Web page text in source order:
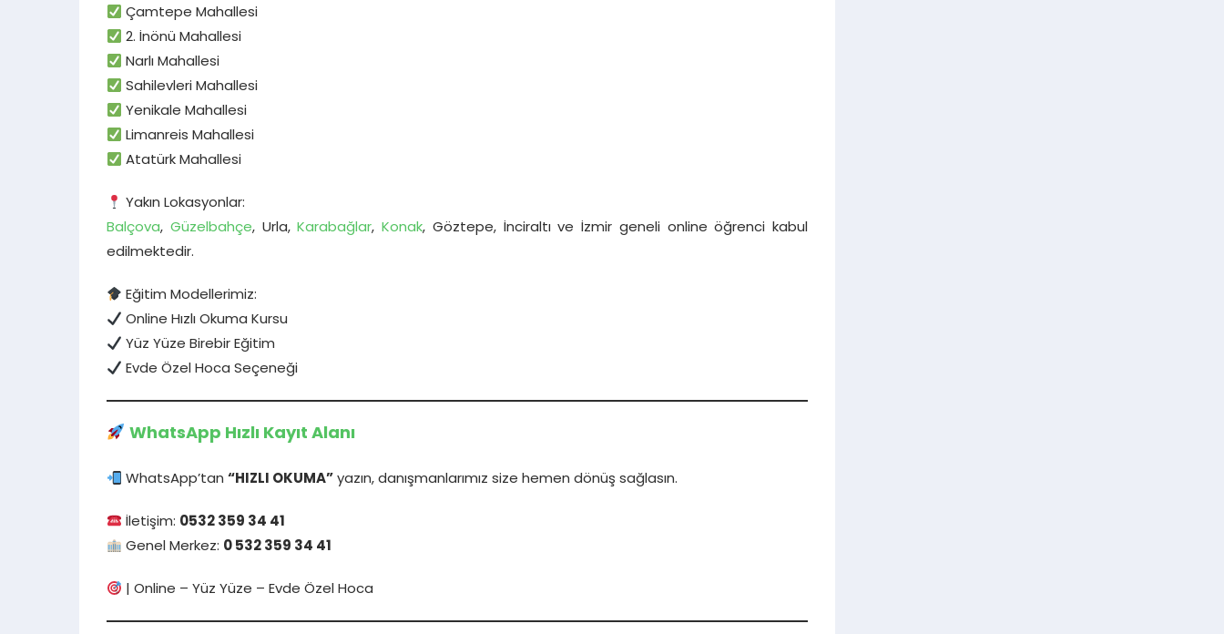
Çamtepe Mahallesi
2. İnönü Mahallesi
Narlı Mahallesi
Sahilevleri Mahallesi
Yenikale Mahallesi
Limanreis Mahallesi
Atatürk Mahallesi
Yakın Lokasyonlar:
Balçova, Güzelbahçe, Urla,Karabağlar, Konak, Göztepe, İnciraltı ve İzmir geneli online öğrenci kabul
edilmektedir.
Eğitim Modellerimiz:
Online Hızlı Okuma Kursu
Yüz Yüze Birebir Eğitim
Evde Özel Hoca Seçeneği
WhatsApp Hızlı Kayıt Alanı
WhatsApp’tan“HIZLI OKUMA” yazın, danışmanlarımız size hemen dönüş sağlasın.
İletişim: 0532 359 34 41
Genel Merkez: 0 532 359 34 41
| Online – Yüz Yüze – Evde Özel Hoca